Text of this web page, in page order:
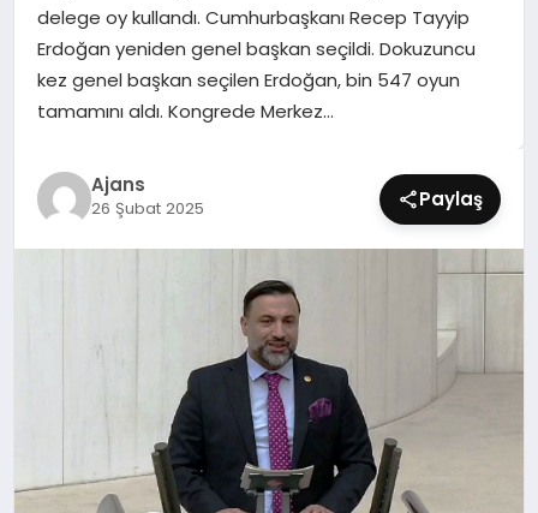
SIYASET
SPOR
YAŞAM
delege oy kullandı. Cumhurbaşkanı Recep Tayyip
Erdoğan yeniden genel başkan seçildi. Dokuzuncu
kez genel başkan seçilen Erdoğan, bin 547 oyun
tamamını aldı. Kongrede Merkez…
Ajans
26 Şubat 2025 Paylaş